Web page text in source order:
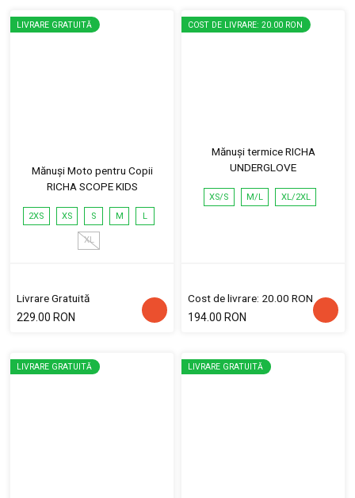
LIVRARE GRATUITĂ
Mănuși Moto pentru Copii
RICHA SCOPE KIDS
2XS XS S M L
XL
Livrare Gratuită
229.00 RON
COST DE LIVRARE: 20.00 RON
Mănuși termice RICHA
UNDERGLOVE
XS/S M/L XL/2XL
Cost de livrare: 20.00 RON
194.00 RON
LIVRARE GRATUITĂ LIVRARE GRATUITĂ